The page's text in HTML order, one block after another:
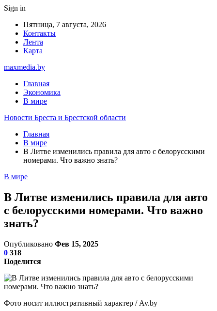
Sign in
Пятница, 7 августа, 2026
Контакты
Лента
Карта
maxmedia.by
Главная
Экономика
В мире
Новости Бреста и Брестской области
Главная
В мире
В Литве изменились правила для авто с белорусскими
номерами. Что важно знать?
В мире
В Литве изменились правила для авто
с белорусскими номерами. Что важно
знать?
Опубликовано Фев 15, 2025
0 318
Поделится
Фото носит иллюстративный характер / Av.by